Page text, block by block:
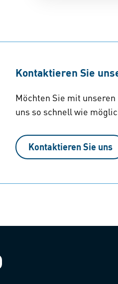
Kontaktieren Sie
Möchten Sie mit
uns so schnell wie
Kontaktieren Sie uns